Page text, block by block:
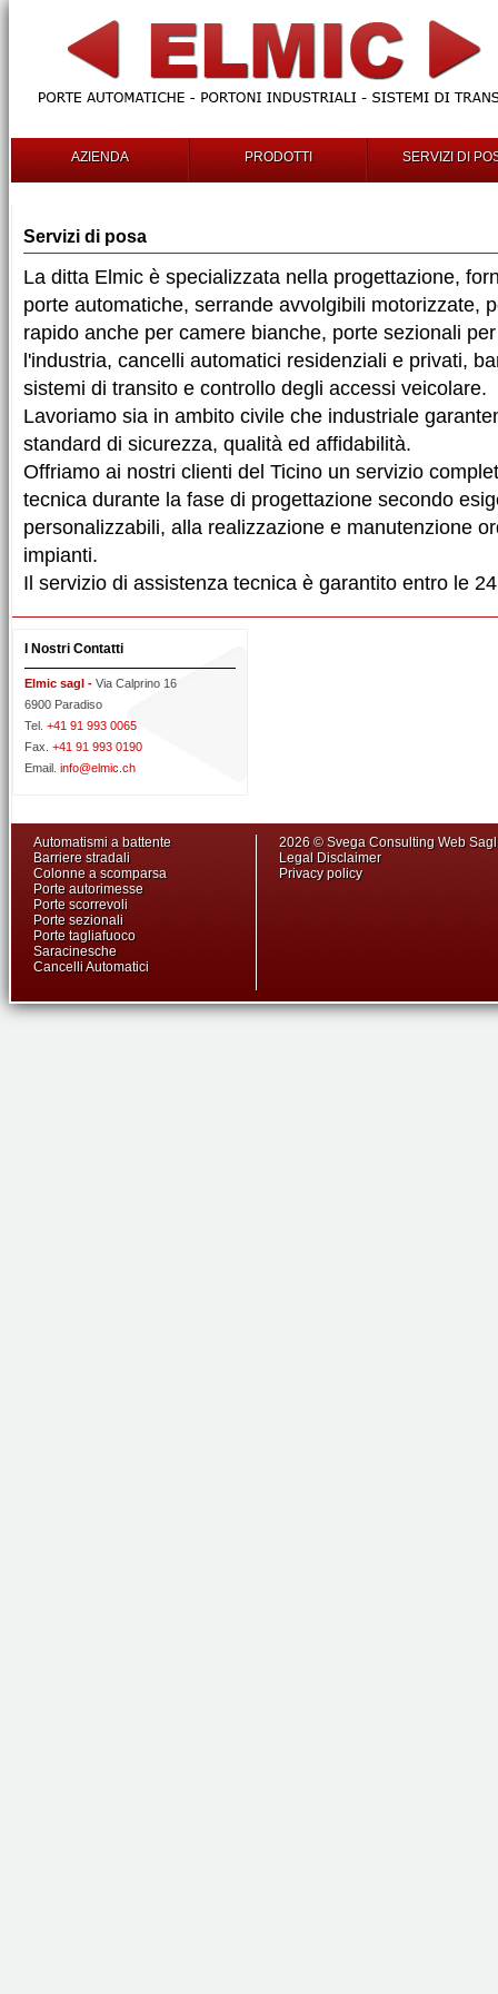
AZIENDA PRODOTTI SERVIZI DI
Servizi di posa
La ditta Elmic è specializzata nella progettazione,
porte automatiche, serrande avvolgibili motorizzate,
rapido anche per camere bianche, porte sezionali
l'industria, cancelli automatici residenziali e privati,
sistemi di transito e controllo degli accessi veicolare.
Lavoriamo sia in ambito civile che industriale
standard di sicurezza, qualità ed affidabilità.
Offriamo ai nostri clienti del Ticino un servizio
tecnica durante la fase di progettazione secondo
personalizzabili, alla realizzazione e manutenzione
impianti.
Il servizio di assistenza tecnica è garantito entro le
I Nostri Contatti
Elmic sagl - Via Calprino 16
6900 Paradiso
Tel. +41 91 993 0065
Fax. +41 91 993 0190
Email. info@elmic.ch
Automatismi a battente
Barriere stradali
Colonne a scomparsa
Porte autorimesse
Porte scorrevoli
Porte sezionali
Porte tagliafuoco
Saracinesche
Cancelli Automatici
2026 © Svega Consulting Web
Legal Disclaimer
Privacy policy